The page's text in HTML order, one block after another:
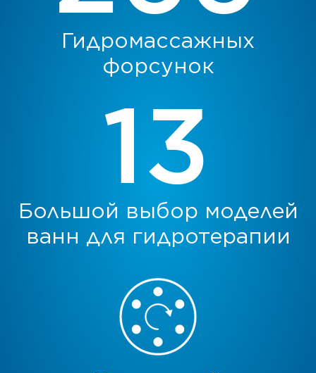
Гидромассажных
форсунок
Большой выбор моделей
ванн для гидротерапии